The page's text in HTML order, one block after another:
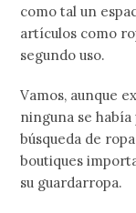
como tal un
artículos como
segundo uso.
Vamos, aunque
ninguna se
búsqueda de
boutiques
su guardarropa.